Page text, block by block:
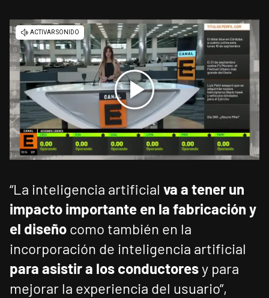
“La inteligencia artificial va a tener un
impacto importante en la fabricación y
el diseño como también en la
incorporación de inteligencia artificial
para asistir a los conductoresy para
mejorar la experiencia del usuario”,